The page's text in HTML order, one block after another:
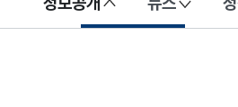
이 누리집은 대한민국 공식 전자정부